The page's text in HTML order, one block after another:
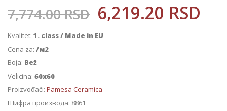
7,774.00RSD 6,219.20 RSD
Kvalitet: 1. class / Made in EU
Cena za: /м2
Boja: Bež
Velicina: 60x60
Proizvođači: Pamesa Ceramica
Шифра производа: 8861